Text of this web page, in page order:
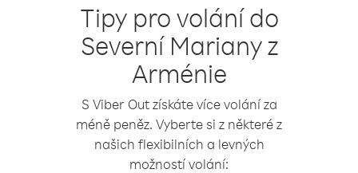
Tipy pro volání do
Severní Mariany z
Arménie
S Viber Out získáte více volání za
méně peněz. Vyberte si z některé z
našich flexibilních a levných
možností volání: